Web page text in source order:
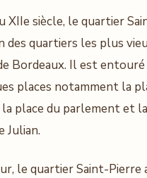
XIIe siècle, le quartier
des quartiers les plus
Bordeaux. Il est entouré
places notamment la
la place du parlement et
Julian.
le quartier Saint-Pierre